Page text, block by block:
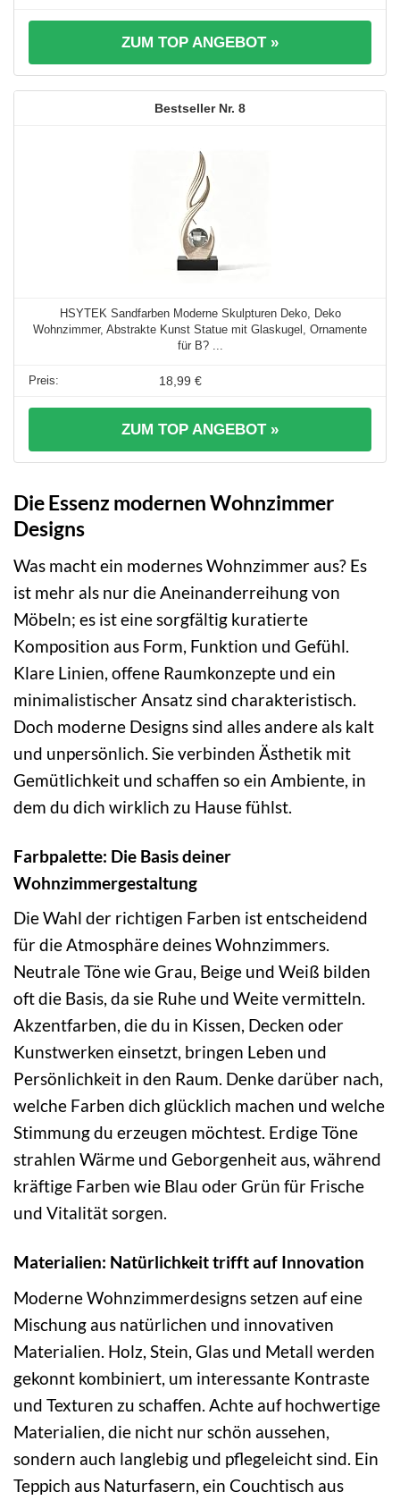
ZUM TOP ANGEBOT »
8
HSYTEK Sandfarben Moderne Skulpturen Deko, Deko
Wohnzimmer, Abstrakte Kunst Statue mit Glaskugel, Ornamente
für B? ...
18,99 €
ZUM TOP ANGEBOT »
Die Essenz modernen Wohnzimmer
Designs
Was macht ein modernes Wohnzimmer aus? Es
ist mehr als nur die Aneinanderreihung von
Möbeln; es ist eine sorgfältig kuratierte
Komposition aus Form, Funktion und Gefühl.
Klare Linien, offene Raumkonzepte und ein
minimalistischer Ansatz sind charakteristisch.
Doch moderne Designs sind alles andere als kalt
und unpersönlich. Sie verbinden Ästhetik mit
Gemütlichkeit und schaffen so ein Ambiente, in
dem du dich wirklich zu Hause fühlst.
Farbpalette: Die Basis deiner
Wohnzimmergestaltung
Die Wahl der richtigen Farben ist entscheidend
für die Atmosphäre deines Wohnzimmers.
Neutrale Töne wie Grau, Beige und Weiß bilden
oft die Basis, da sie Ruhe und Weite vermitteln.
Akzentfarben, die du in Kissen, Decken oder
Kunstwerken einsetzt, bringen Leben und
Persönlichkeit in den Raum. Denke darüber nach,
welche Farben dich glücklich machen und welche
Stimmung du erzeugen möchtest. Erdige Töne
strahlen Wärme und Geborgenheit aus, während
kräftige Farben wie Blau oder Grün für Frische
und Vitalität sorgen.
Materialien: Natürlichkeit trifft auf Innovation
Moderne Wohnzimmerdesigns setzen auf eine
Mischung aus natürlichen und innovativen
Materialien. Holz, Stein, Glas und Metall werden
gekonnt kombiniert, um interessante Kontraste
und Texturen zu schaffen. Achte auf hochwertige
Materialien, die nicht nur schön aussehen,
sondern auch langlebig und pflegeleicht sind. Ein
Teppich aus Naturfasern, ein Couchtisch aus